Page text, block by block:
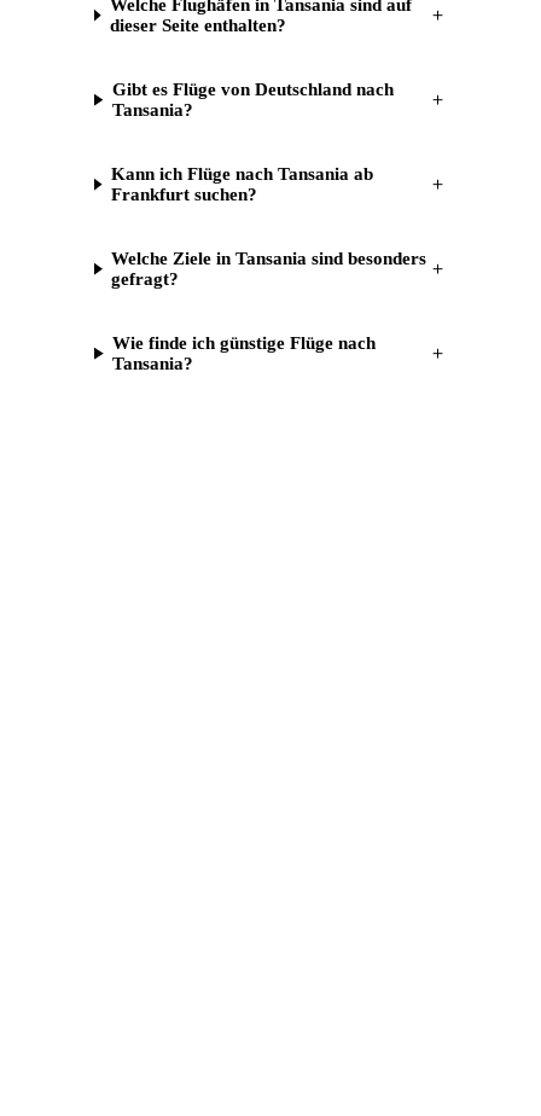
Welche Flughäfen in Tansania sind auf
dieser Seite enthalten?
＋
Gibt es Flüge von Deutschland nach
Tansania?
＋
Kann ich Flüge nach Tansania ab
Frankfurt suchen?
＋
Welche Ziele in Tansania sind besonders
gefragt?
＋
Wie finde ich günstige Flüge nach
Tansania?
＋